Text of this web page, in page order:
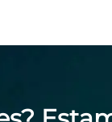
de Marca